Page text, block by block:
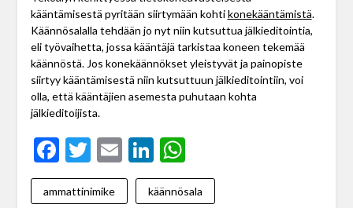
kääntämisestä pyritään siirtymään kohtikonekääntämistä.
Käännösalalla tehdään jo nyt niin kutsuttua jälkieditointia,
eli työvaihetta, jossa kääntäjä tarkistaa koneen tekemää
käännöstä. Jos konekäännökset yleistyvät ja painopiste
siirtyy kääntämisestä niin kutsuttuun jälkieditointiin, voi
olla, että kääntäjien asemesta puhutaan kohta
jälkieditoijista.
Facebook
Twitter
EmailLinkedIn
WhatsApp
ammattinimike käännösala